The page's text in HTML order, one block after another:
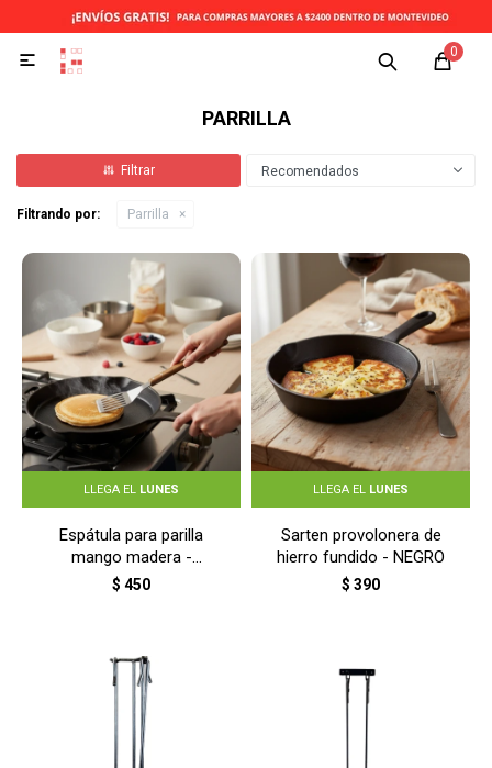
0

PARRILLA
Recomendados
Filtrando por: Parrilla
LLEGA EL LUNES
Espátula para parilla
mango madera -
PLATEADO
$ 450
LLEGA EL LUNES
Sarten provolonera de
hierro fundido - NEGRO
$ 390